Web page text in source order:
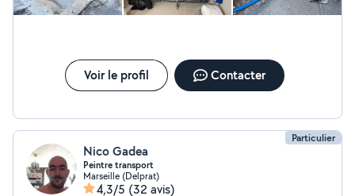
Voir le profil Contacter
Particulier
Nico Gadea
Peintre transport
Marseille (Delprat)
4,3/5 (32 avis)